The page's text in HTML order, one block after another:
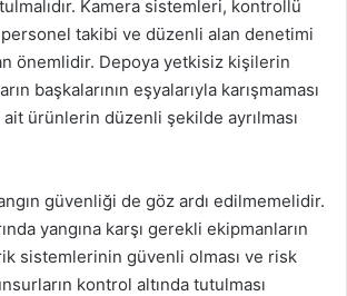
Kamera sistemleri, kontrollü
personel takibi ve düzenli alan denetimi
önemlidir. Depoya yetkisiz kişilerin
başkalarının eşyalarıyla karışmaması
ürünlerin düzenli şekilde ayrılması
güvenliği de göz ardı edilmemelidir.
yangına karşı gerekli ekipmanların
sistemlerinin güvenli olması ve risk
kontrol altında tutulması